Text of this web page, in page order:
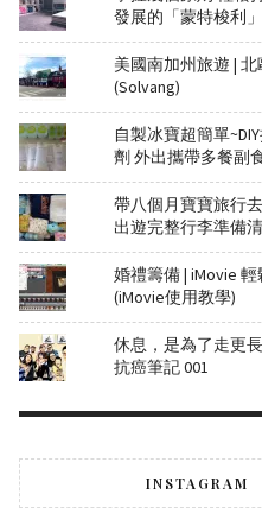
發展的「蒙特梭利
美國南加州旅遊 |
(Solvang)
自製冰寶超簡單
劑 外出攜帶多餐副
帶八個月寶寶旅行
出遊完整行李準備
婚禮籌備 | iMovie
(iMovie使用教學)
休息，是為了走更長
抗癌筆記 001
INSTAGRAM